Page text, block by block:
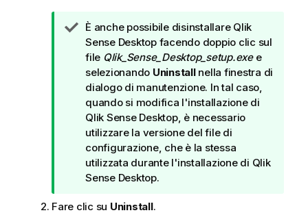
N
o
t
a
d
i
s
u
g
g
e
i
È anche possibile disinstallare Qlik
Sense Desktopfacendo doppio clic sul
file Qlik_Sense_Desktop_setup.exee
selezionando Uninstallnella finestra di
dialogo di manutenzione. In tal caso,
quando si modifica l'installazione di
Qlik Sense Desktop, è necessario
utilizzare la versione del file di
configurazione, che è la stessa
utilizzata durante l'installazione di Qlik
Sense Desktop.
Fare clic su Uninstall.